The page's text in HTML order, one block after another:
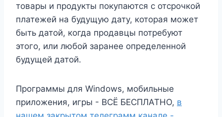
товары и продукты покупаются с отсрочкой
платежей на будущую дату, которая может
быть датой, когда продавцы потребуют
этого, или любой заранее определенной
будущей датой.
Программы для Windows, мобильные
приложения, игры - ВСЁ БЕСПЛАТНО, в